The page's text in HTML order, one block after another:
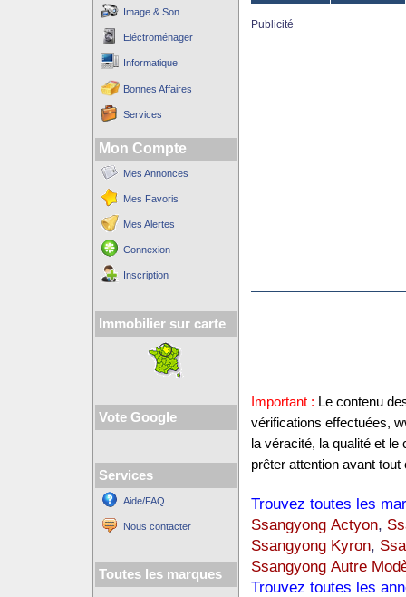
Image & Son
Eléctroménager
Informatique
Bonnes Affaires
Services
Mon Compte
Mes Annonces
Mes Favoris
Mes Alertes
Connexion
Inscription
Immobilier sur carte
Vote Google
Services
Aide/FAQ
Nous contacter
Toutes les marques
Publicité
Important : Le contenu
vérifications effectuées,
la véracité, la qualité et
prêter attention avant tout
Trouvez toutes les
Ssangyong Actyon,
Ssangyong Kyron,
Ssangyong Autre
Trouvez toutes les